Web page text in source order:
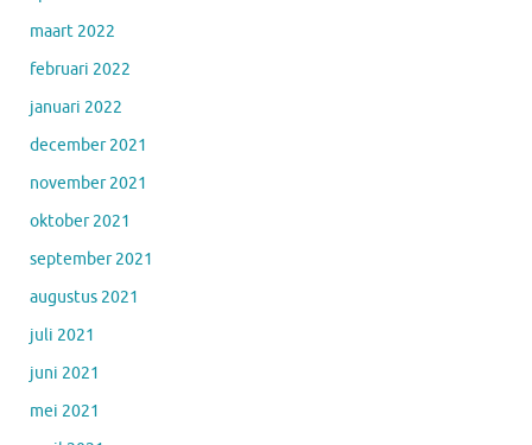
maart 2022
februari 2022
januari 2022
december 2021
november 2021
oktober 2021
september 2021
augustus 2021
juli 2021
juni 2021
mei 2021